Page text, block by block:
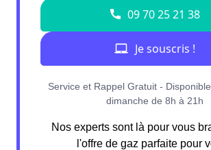
Nos experts sont là pour vous
l'offre de gaz parfaite pour